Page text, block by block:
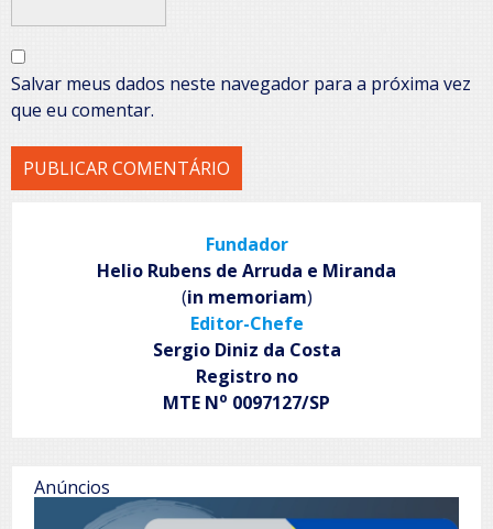
Salvar meus dados neste navegador para a próxima vez
que eu comentar.
Fundador
Helio Rubens de Arruda e Miranda
(in memoriam)
Editor-Chefe
Sergio Diniz da Costa
Registro no
MTE No 0097127/SP
Anúncios